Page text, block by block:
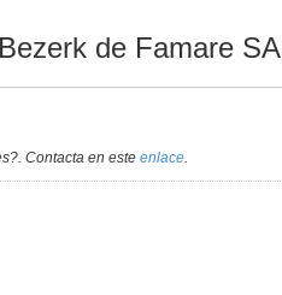
de Famare SA
Contacta en este enlace.